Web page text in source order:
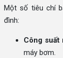
Một số tiêu chí
đình:
Công suất
máy bơm.